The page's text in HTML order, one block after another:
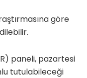
göre
paneli, pazartesi
tutulabileceği